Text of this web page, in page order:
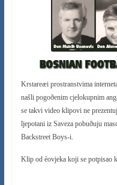
Krstareæi prostranstvima
našli pogoðenim cjelokupnim
se takvi video klipovi ne
ljepotani iz Saveza pobuðuju
Backstreet Boys-i.
Klip od èovjeka koji se potpisao